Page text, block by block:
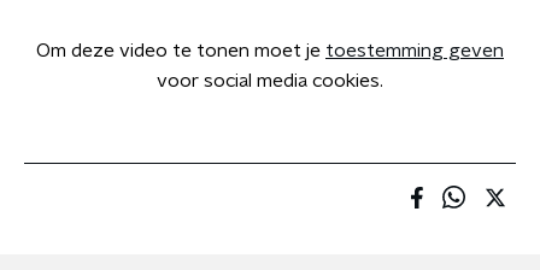
Om deze video te tonen moet je toestemming geven
voor social media cookies.